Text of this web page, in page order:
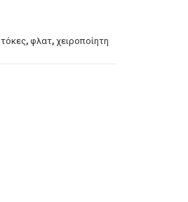
τόκες, φλατ, χειροποίητη